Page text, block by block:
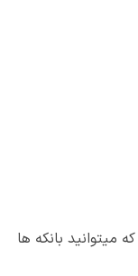
میتوانید بانکه ها